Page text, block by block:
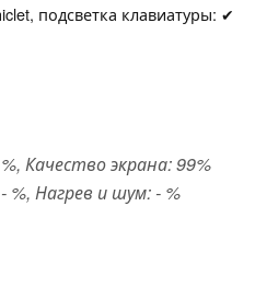
подсветка клавиатуры: ✔
Качество экрана: 99%
Нагрев и шум: - %